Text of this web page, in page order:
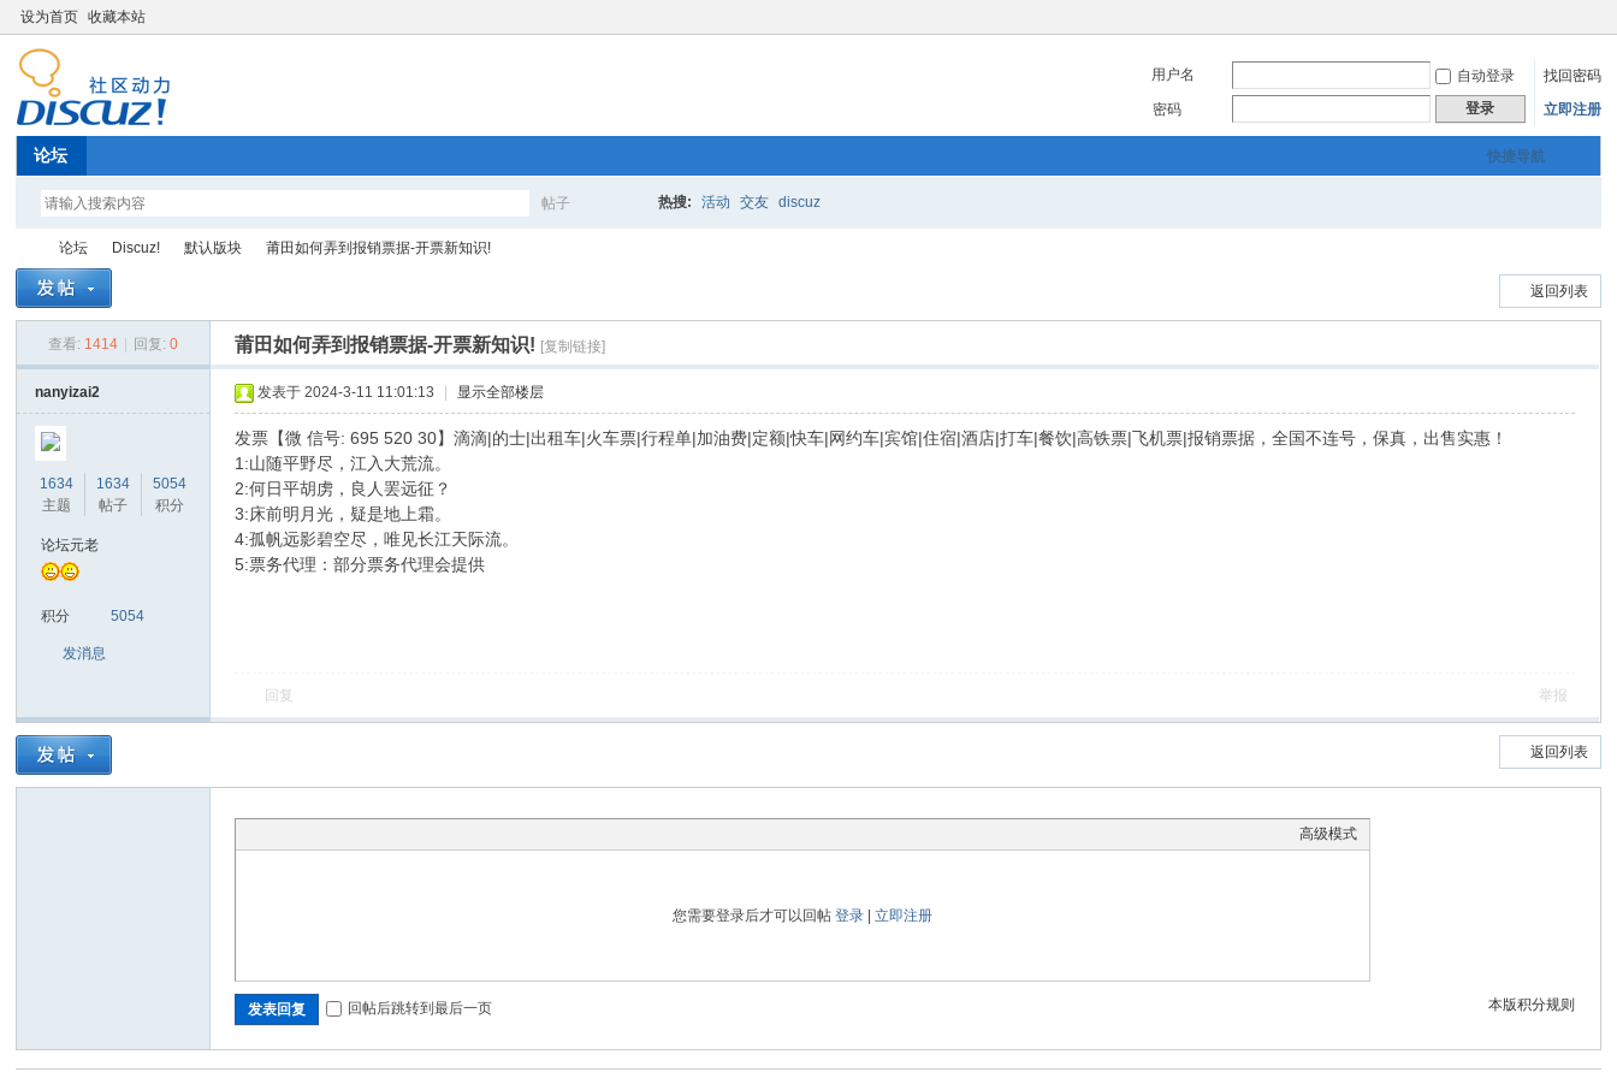
设为首页 收藏本站
用户名 自动登录
找回密码
密码
登录 立即注册
快捷导航
论坛
帖子 热搜: 活动 交友 discuz
Bo
论坛
›
Discuz!
›
默认版块
›
莆田如何弄到报销票据-开票新知识!
返回列表
查看: 1414 回复: 0 莆田如何弄到报销票据-开票新知识! [复制链接]
nanyizai2
1634
主题
1634
帖子
5054
积分
论坛元老
积分 5054
发消息
发表于 2024-3-11 11:01:13 显示全部楼层
发票【微 信号: 695 520 30】滴滴|的士|出租车|火车票|行程单|加油费|定额|快车|网约车|宾馆|住宿|酒店|打车|餐饮|高铁票|飞机票|报销票据，全国不连号，保真，出售实惠！
1:山随平野尽，江入大荒流。
2:何日平胡虏，良人罢远征？
3:床前明月光，疑是地上霜。
4:孤帆远影碧空尽，唯见长江天际流。
5:票务代理：部分票务代理会提供
回复 举报
返回列表
高级模式
您需要登录后才可以回帖登录 |立即注册
本版积分规则
发表回复 回帖后跳转到最后一页